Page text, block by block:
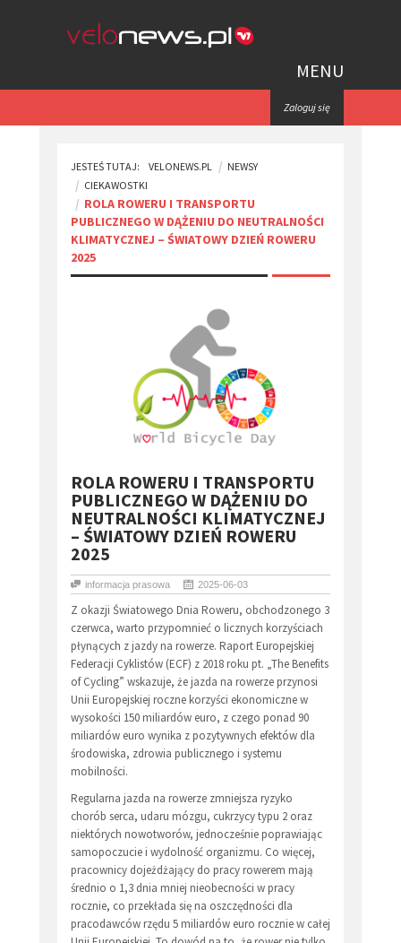
MENU
Zaloguj się
JESTEŚ TUTAJ: VELONEWS.PL
NEWSY
CIEKAWOSTKI
​ROLA ROWERU I TRANSPORTU
PUBLICZNEGO W DĄŻENIU DO NEUTRALNOŚCI
KLIMATYCZNEJ – ŚWIATOWY DZIEŃ ROWERU
2025
​ROLA ROWERU I TRANSPORTU
PUBLICZNEGO W DĄŻENIU DO
NEUTRALNOŚCI KLIMATYCZNEJ
– ŚWIATOWY DZIEŃ ROWERU
2025
informacja prasowa 2025-06-03
Z okazji Światowego Dnia Roweru, obchodzonego 3
czerwca, warto przypomnieć o licznych korzyściach
płynących z jazdy na rowerze. Raport Europejskiej
Federacji Cyklistów (ECF) z 2018 roku pt. „The Benefits
of Cycling” wskazuje, że jazda na rowerze przynosi
Unii Europejskiej roczne korzyści ekonomiczne w
wysokości 150 miliardów euro, z czego ponad 90
miliardów euro wynika z pozytywnych efektów dla
środowiska, zdrowia publicznego i systemu
mobilności.
Regularna jazda na rowerze zmniejsza ryzyko
chorób serca, udaru mózgu, cukrzycy typu 2 oraz
niektórych nowotworów, jednocześnie poprawiając
samopoczucie i wydolność organizmu. Co więcej,
pracownicy dojeżdżający do pracy rowerem mają
średnio o 1,3 dnia mniej nieobecności w pracy
rocznie, co przekłada się na oszczędności dla
pracodawców rzędu 5 miliardów euro rocznie w całej